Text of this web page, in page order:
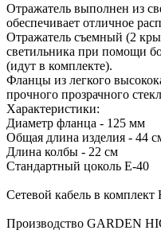
Отражатель выполнен из
обеспечивает отличное
Отражатель съемный (2
светильника при помощи
(идут в комплекте).
Фланцы из легкого
прочного прозрачного
Характеристики:
Диаметр фланца - 125 мм
Общая длина изделия - 44
Длина колбы - 22 см
Стандартный цоколь Е-40
Сетевой кабель в
Производство GARDEN